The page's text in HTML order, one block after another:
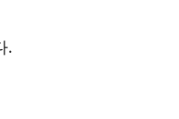
.